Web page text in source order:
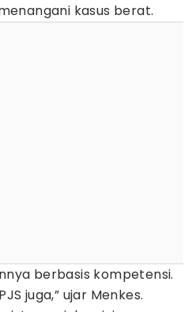
kasus berat.
berbasis kompetensi.
juga,” ujar Menkes.